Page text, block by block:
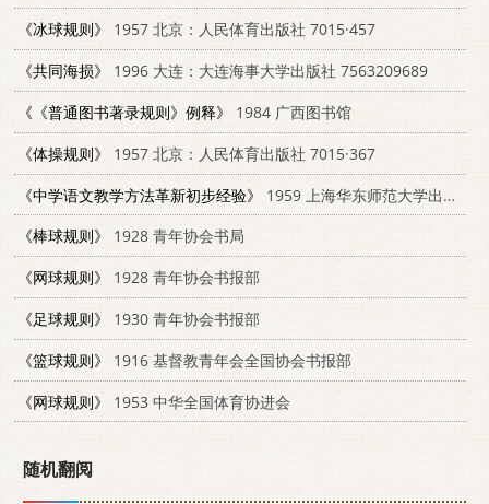
《冰球规则》
1957 北京：人民体育出版社 7015·457
《共同海损》
1996 大连：大连海事大学出版社 7563209689
《《普通图书著录规则》例释》
1984 广西图书馆
《体操规则》
1957 北京：人民体育出版社 7015·367
《中学语文教学方法革新初步经验》
1959 上海华东师范大学出版社 7135·19
《棒球规则》
1928 青年协会书局
《网球规则》
1928 青年协会书报部
《足球规则》
1930 青年协会书报部
《篮球规则》
1916 基督教青年会全国协会书报部
《网球规则》
1953 中华全国体育协进会
随机翻阅